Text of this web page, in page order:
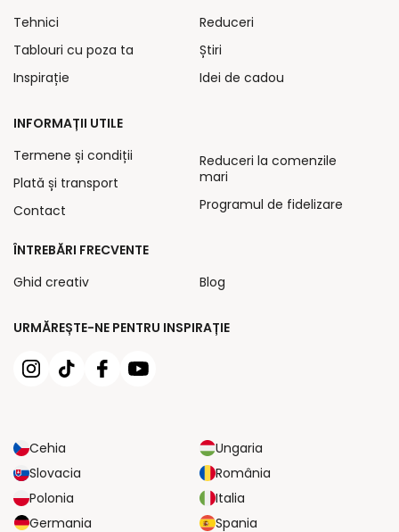
URMĂREȘTE-NE PENTRU INSPIRAȚIE
Cehia
Ungaria
Slovacia
România
Polonia
Italia
Germania
Spania
Tehnici
Tablouri cu poza ta
Inspirație
Reduceri
Știri
Idei de cadou
INFORMAȚII UTILE
Termene și condiții
Plată și transport
Contact
Reduceri la comenzile
mari
Programul de fidelizare
ÎNTREBĂRI FRECVENTE
Ghid creativ
Blog